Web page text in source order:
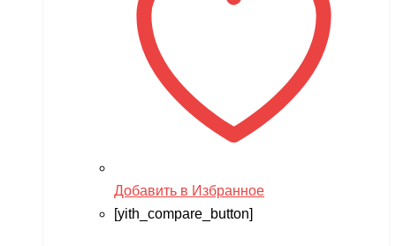
Добавить в Избранное
[yith_compare_button]